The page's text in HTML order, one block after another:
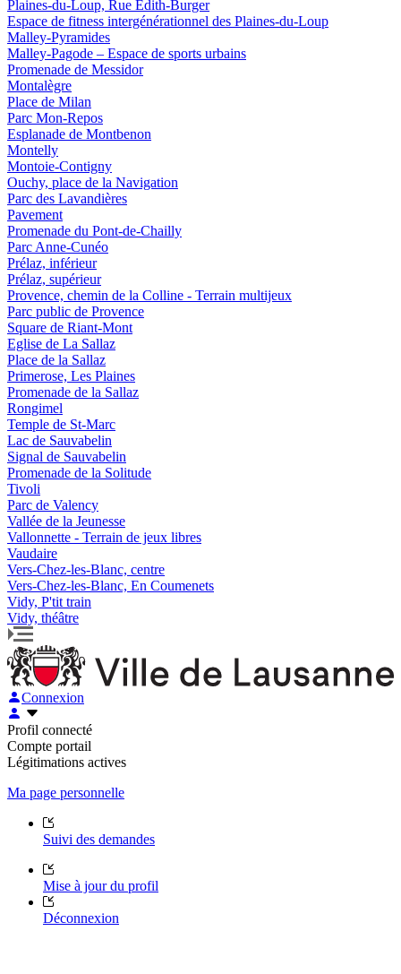
Plaines-du-Loup, Rue Edith-Burger
Espace de fitness intergénérationnel des Plaines-du-Loup
Malley-Pyramides
Malley-Pagode – Espace de sports urbains
Promenade de Messidor
Montalègre
Place de Milan
Parc Mon-Repos
Esplanade de Montbenon
Montelly
Montoie-Contigny
Ouchy, place de la Navigation
Parc des Lavandières
Pavement
Promenade du Pont-de-Chailly
Parc Anne-Cunéo
Prélaz, inférieur
Prélaz, supérieur
Provence, chemin de la Colline - Terrain multijeux
Parc public de Provence
Square de Riant-Mont
Eglise de La Sallaz
Place de la Sallaz
Primerose, Les Plaines
Promenade de la Sallaz
Rongimel
Temple de St-Marc
Lac de Sauvabelin
Signal de Sauvabelin
Promenade de la Solitude
Tivoli
Parc de Valency
Vallée de la Jeunesse
Vallonnette - Terrain de jeux libres
Vaudaire
Vers-Chez-les-Blanc, centre
Vers-Chez-les-Blanc, En Coumenets
Vidy, P'tit train
Vidy, théâtre
Connexion
Profil connecté
Compte portail
Légitimations actives
Ma page personnelle
Suivi des demandes
Mise à jour du profil
Déconnexion